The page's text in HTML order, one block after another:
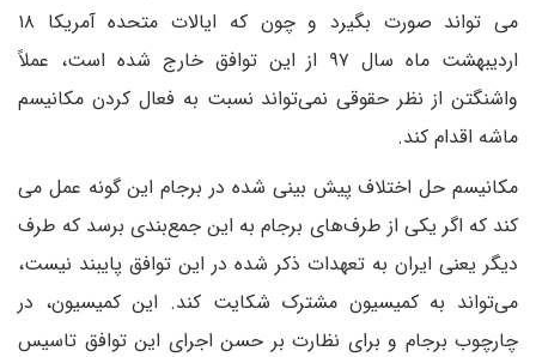
می تواند صورت بگیرد و چون که ایالات متحده آمریکا ۱۸
اردیبهشت ماه سال ۹۷ از این توافق خارج شده است، عملاً
واشنگتن از نظر حقوقی نمی‌تواند نسبت به فعال کردن مکانیسم
ماشه اقدام کند.
مکانیسم حل اختلاف پیش بینی شده در برجام این گونه عمل می
کند که اگر یکی از طرف‌های برجام به این جمع‌بندی برسد که طرف
دیگر یعنی ایران به تعهدات ذکر شده در این توافق پایبند نیست،
می‌تواند به کمیسیون مشترک شکایت کند. این کمیسیون، در
چارچوب برجام و برای نظارت بر حسن اجرای این توافق تاسیس